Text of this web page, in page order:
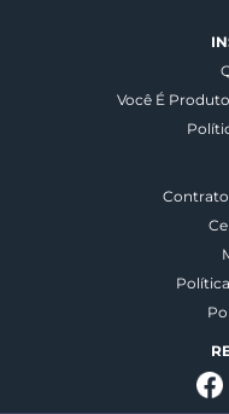
Você É
Contrato